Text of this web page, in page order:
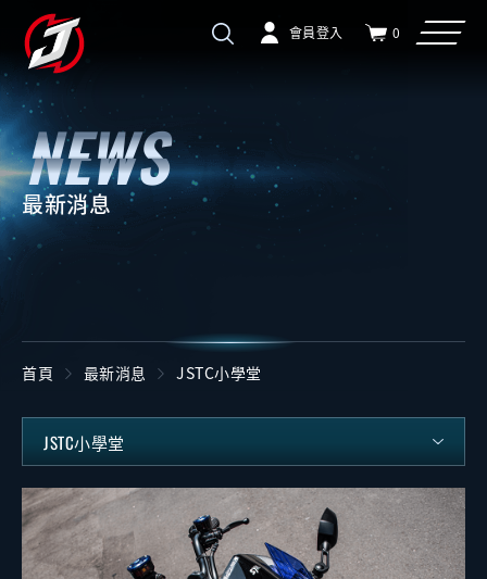
會員登入 0
最新消息
首頁 最新消息 JSTC小學堂